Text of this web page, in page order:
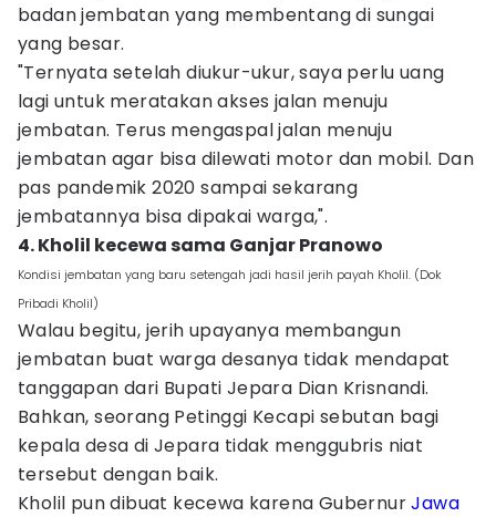
badan jembatan yang membentang di sungai
yang besar.
"Ternyata setelah diukur-ukur, saya perlu uang
lagi untuk meratakan akses jalan menuju
jembatan. Terus mengaspal jalan menuju
jembatan agar bisa dilewati motor dan mobil. Dan
pas pandemik 2020 sampai sekarang
jembatannya bisa dipakai warga,".
4. Kholil kecewa sama Ganjar Pranowo
Kondisi jembatan yang baru setengah jadi hasil jerih payah Kholil. (Dok
Pribadi Kholil)
Walau begitu, jerih upayanya membangun
jembatan buat warga desanya tidak mendapat
tanggapan dari Bupati Jepara Dian Krisnandi.
Bahkan, seorang Petinggi Kecapi sebutan bagi
kepala desa di Jepara tidak menggubris niat
tersebut dengan baik.
Kholil pun dibuat kecewa karena GubernurJawa